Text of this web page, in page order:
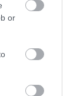
or
NEM CSAK